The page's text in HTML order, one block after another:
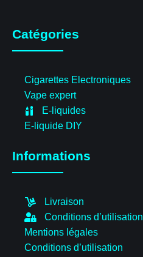
Catégories
Cigarettes Electroniques
Vape expert
E-liquides
E-liquide DIY
Informations
Livraison
Conditions d’utilisation
Mentions légales
Conditions d’utilisation